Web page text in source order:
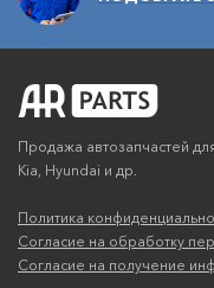
Продажа автозапчастей
Kia, Hyundai и др.
Политика
Согласие на обработку
Согласие на получение